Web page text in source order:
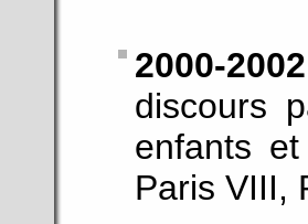
2000-
discours
enfants
Paris VIII,